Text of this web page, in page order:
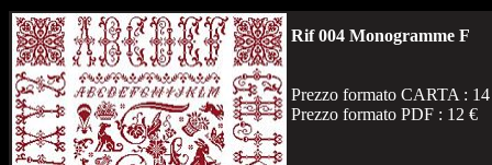
Rif 004 Monogramme F
Prezzo formato CARTA :
Prezzo formato PDF : 12 €